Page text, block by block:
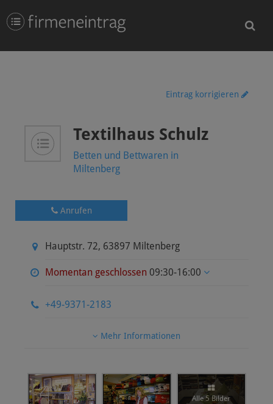
Eintrag korrigieren
Textilhaus Schulz
Betten und Bettwaren in
Miltenberg
Anrufen
Hauptstr. 72, 63897 Miltenberg
Momentan geschlossen 09:30-16:00
+49-9371-2183
Mehr Informationen
Alle 5 Bilder